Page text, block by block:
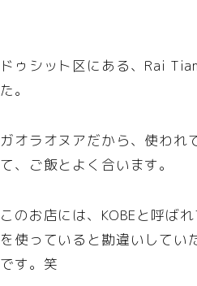
ドゥシット区にある、Rai
た。
ガオラオヌアだから、使われ
て、ご飯とよく合います。
このお店には、KOBEと呼ば
を使っていると勘違いしてい
です。笑